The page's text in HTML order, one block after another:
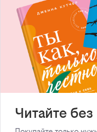
Читайте